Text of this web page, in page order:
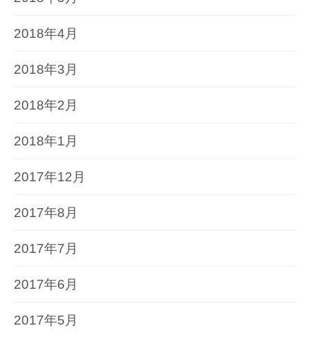
2018年4月
2018年3月
2018年2月
2018年1月
2017年12月
2017年8月
2017年7月
2017年6月
2017年5月